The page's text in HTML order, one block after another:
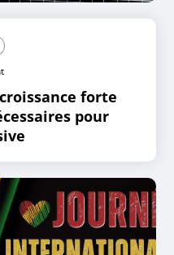
forte
pour